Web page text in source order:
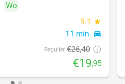
Wo
9.1 star
11 min. directions_car
Regulier €26,40
€19,95